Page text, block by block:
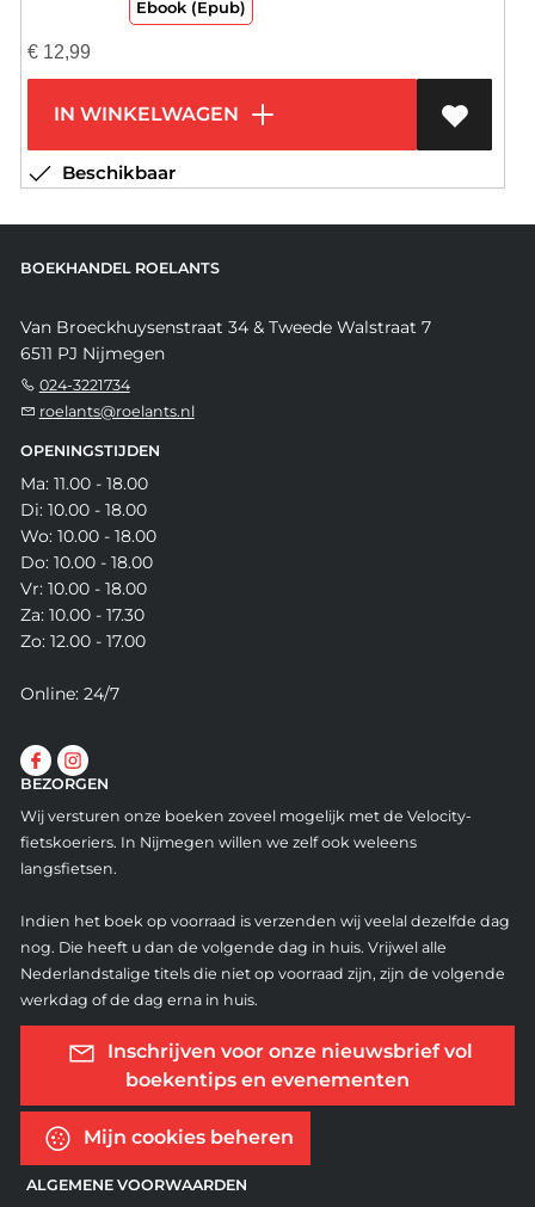
Ebook (Epub)
€12,99
IN WINKELWAGEN
Beschikbaar
BOEKHANDEL ROELANTS
Van Broeckhuysenstraat 34 & Tweede Walstraat 7
6511 PJ Nijmegen
024-3221734
roelants@roelants.nl
OPENINGSTIJDEN
Ma: 11.00 - 18.00
Di: 10.00 - 18.00
Wo: 10.00 - 18.00
Do: 10.00 - 18.00
Vr: 10.00 - 18.00
Za: 10.00 - 17.30
Zo: 12.00 - 17.00
Online: 24/7
BEZORGEN
Wij versturen onze boeken zoveel mogelijk met de Velocity-
fietskoeriers. In Nijmegen willen we zelf ook weleens
langsfietsen.
Indien het boek op voorraad is verzenden wij veelal dezelfde dag
nog. Die heeft u dan de volgende dag in huis. Vrijwel alle
Nederlandstalige titels die niet op voorraad zijn, zijn de volgende
werkdag of de dag erna in huis.
Inschrijven voor onze nieuwsbrief vol
boekentips en evenementen
Mijn cookies beheren
ALGEMENE VOORWAARDEN